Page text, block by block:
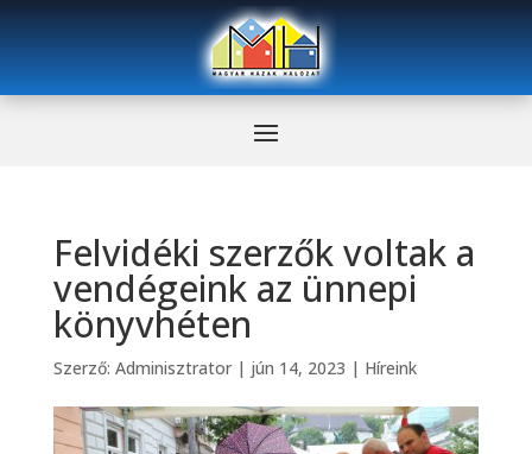
Felvidéki szerzők voltak a
vendégeink az ünnepi
könyvhéten
Szerző: Adminisztrator| jún 14, 2023 | Híreink